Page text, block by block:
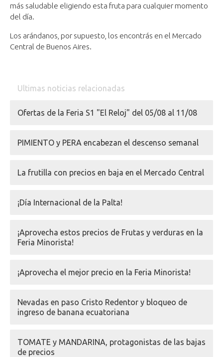
más saludable eligiendo esta fruta para cualquier momento
del día.
Los arándanos, por supuesto, los encontrás en el Mercado
Central de Buenos Aires.
Ultimas noticias relacionadas
Ofertas de la Feria S1 "El Reloj" del 05/08 al 11/08
PIMIENTO y PERA encabezan el descenso semanal
La frutilla con precios en baja en el Mercado Central
¡Día Internacional de la Palta!
¡Aprovecha estos precios de Frutas y verduras en la
Feria Minorista!
¡Aprovecha el mejor precio en la Feria Minorista!
Nevadas en paso Cristo Redentor y bloqueo de
ingreso de banana ecuatoriana
TOMATE y MANDARINA, protagonistas de las bajas
de precios